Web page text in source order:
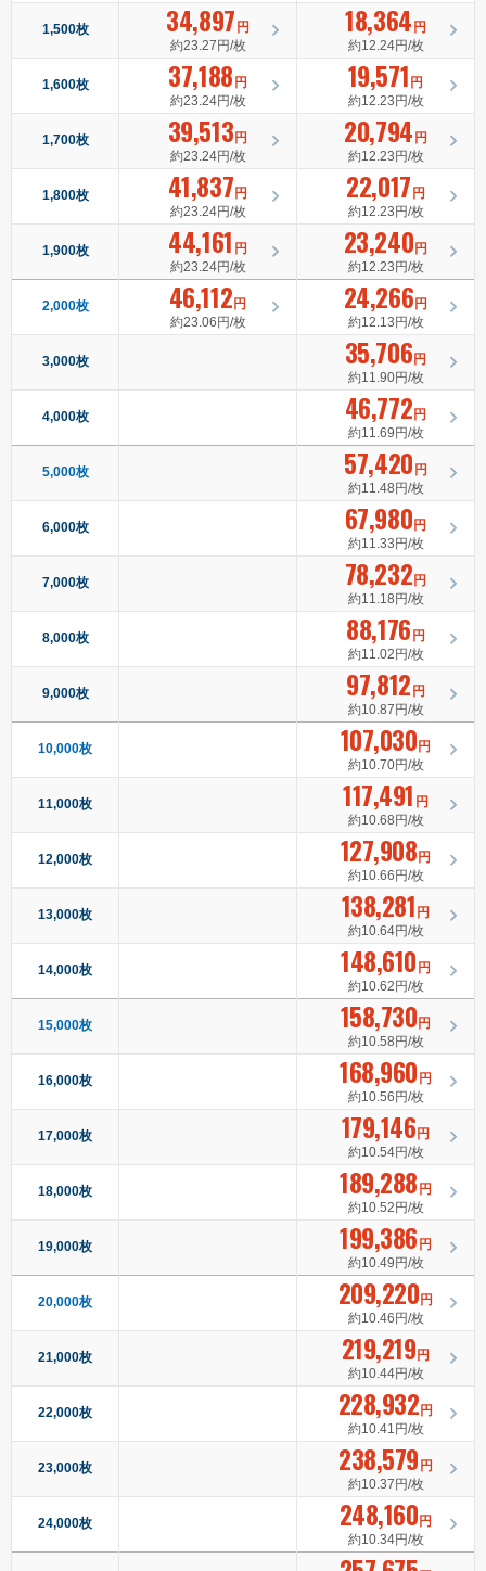
1,500枚 34,897 円
約23.27円/枚
18,364 円
約12.24円/枚
1,600枚 37,188 円
約23.24円/枚
19,571 円
約12.23円/枚
1,700枚 39,513 円
約23.24円/枚
20,794 円
約12.23円/枚
1,800枚 41,837 円
約23.24円/枚
22,017 円
約12.23円/枚
1,900枚 44,161 円
約23.24円/枚
23,240 円
約12.23円/枚
2,000枚 46,112 円
約23.06円/枚
24,266 円
約12.13円/枚
3,000枚 35,706 円
約11.90円/枚
4,000枚 46,772 円
約11.69円/枚
5,000枚 57,420 円
約11.48円/枚
6,000枚 67,980 円
約11.33円/枚
7,000枚 78,232 円
約11.18円/枚
8,000枚 88,176 円
約11.02円/枚
9,000枚 97,812 円
約10.87円/枚
10,000枚 107,030 円
約10.70円/枚
11,000枚 117,491 円
約10.68円/枚
12,000枚 127,908 円
約10.66円/枚
13,000枚 138,281 円
約10.64円/枚
14,000枚 148,610 円
約10.62円/枚
15,000枚 158,730 円
約10.58円/枚
16,000枚 168,960 円
約10.56円/枚
17,000枚 179,146 円
約10.54円/枚
18,000枚 189,288 円
約10.52円/枚
19,000枚 199,386 円
約10.49円/枚
20,000枚 209,220 円
約10.46円/枚
21,000枚 219,219 円
約10.44円/枚
22,000枚 228,932 円
約10.41円/枚
23,000枚 238,579 円
約10.37円/枚
24,000枚 248,160 円
約10.34円/枚